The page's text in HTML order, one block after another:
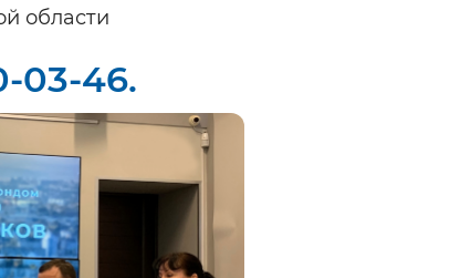
области
03-46.